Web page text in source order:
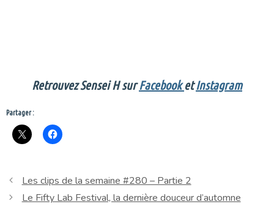
Retrouvez Sensei H surFacebooketInstagram
Partager :
Les clips de la semaine #280 – Partie 2
Le Fifty Lab Festival, la dernière douceur d’automne